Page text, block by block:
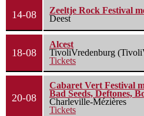
14-08
Zeeltje Rock Festival
Deest
18-08
Alcest
TivoliVredenburg
Tickets
20-08
Cabaret Vert Festival
Bad Seeds, Deftones,
Charleville-Mézières
Tickets